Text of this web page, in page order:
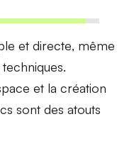
et directe, même
et la création
sont des atouts